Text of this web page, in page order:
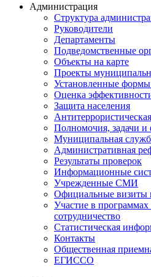
Администрация
Структура
Руководители
Департаменты
Подведомственные
Объекты на карте
Проекты
Установленные
Оценка
Защита населения
Полномочия, задачи
Муниципальная
Административная
Результаты проверок
Информационные
Учрежденные СМИ
Официальные визиты
Участие в
сотрудничество
Статистическая
Контакты
Общественная
ЕГИССО